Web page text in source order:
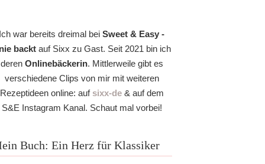
war bereits dreimal beiSweet & Easy -
backtauf Sixx zu Gast. Seit 2021 bin ich
deren Onlinebäckerin. Mittlerweile gibt es
verschiedene Clips von mir mit weiteren
Rezeptideen online: auf sixx-de& auf dem
S&E Instagram Kanal. Schaut mal vorbei!
Buch: Ein Herz für Klassiker